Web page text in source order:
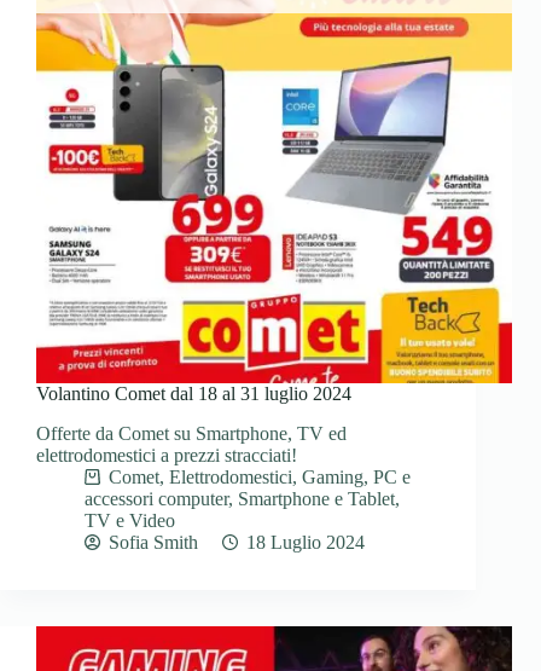
Volantino Comet dal 18 al 31 luglio 2024
Offerte da Comet su Smartphone, TV ed
elettrodomestici a prezzi stracciati!
Comet, Elettrodomestici, Gaming, PC e
accessori computer, Smartphone e Tablet,
TV e Video
Sofia Smith
18 Luglio 2024